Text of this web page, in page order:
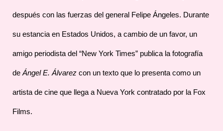
después con las fuerzas del general Felipe Ángeles. Durante
su estancia en Estados Unidos, a cambio de un favor, un
amigo periodista del “New York Times” publica la fotografía
de Ángel E. Álvarez con un texto que lo presenta como un
artista de cine que llega a Nueva York contratado por la Fox
Films.